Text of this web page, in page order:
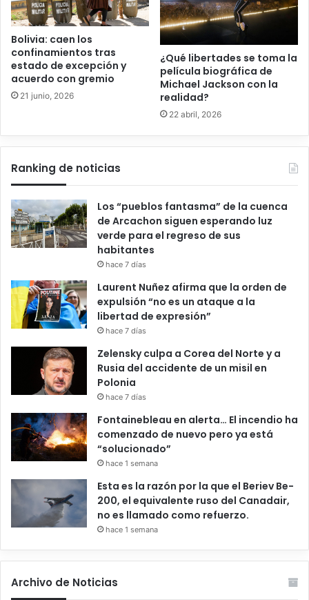
Bolivia: caen los
confinamientos tras
estado de excepción y
acuerdo con gremio
21 junio, 2026
¿Qué libertades se toma la
película biográfica de
Michael Jackson con la
realidad?
22 abril, 2026
Ranking de noticias
Los “pueblos fantasma” de la cuenca
de Arcachon siguen esperando luz
verde para el regreso de sus
habitantes
hace 7 días
Laurent Nuñez afirma que la orden de
expulsión “no es un ataque a la
libertad de expresión”
hace 7 días
Zelensky culpa a Corea del Norte y a
Rusia del accidente de un misil en
Polonia
hace 7 días
Fontainebleau en alerta… El incendio ha
comenzado de nuevo pero ya está
“solucionado”
hace 1 semana
Esta es la razón por la que el Beriev Be-
200, el equivalente ruso del Canadair,
no es llamado como refuerzo.
hace 1 semana
Archivo de Noticias